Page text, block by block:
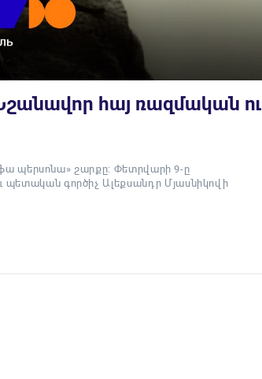
հայ ռազմական ու
պերսոնա» շարքը: Փետրվարի 9-ը
գործիչ Ալեքսանդր Մյասնիկովի